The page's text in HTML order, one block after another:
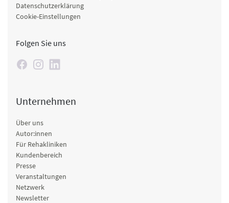
Datenschutzerklärung
Cookie-Einstellungen
Folgen Sie uns
Unternehmen
Über uns
Autor:innen
Für Rehakliniken
Kundenbereich
Presse
Veranstaltungen
Netzwerk
Newsletter